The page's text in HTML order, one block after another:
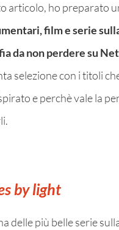
articolo, ho preparato
film e serie
da non perdere su
selezione con i titoli
e perchè vale la
by light
delle più belle serie